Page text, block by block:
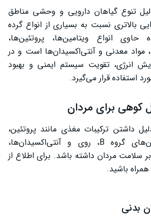
تنوع گیاهان دارویی و وحشی مناطق
بالاتری نسبت به بسیاری از انواع گرده
انواع ویتامین‌ها، پروتئین‌ها،
مواد معدنی و آنتی‌اکسیدان‌ها است و در
انرژی، تقویت سیستم ایمنی و بهبود
استفاده قرار می‌گیرد.
برای مردان
داشتن ترکیبات مغذی مانند پروتئین،
آمینواسیدها، ویتامین‌های گروه B، روی و آنتی‌اکسیدان‌ها،
سلامت مردان داشته باشد. برای اطلاع از
باشید.
بدنی